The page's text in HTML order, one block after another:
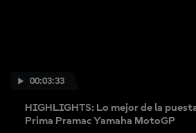
00:03:33
HIGHLIGHTS: Lo mejor de la
Prima Pramac Yamaha MotoGP